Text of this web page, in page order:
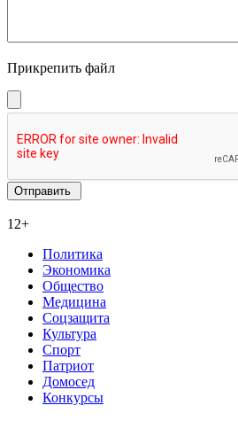
Прикрепить файл
12+
Политика
Экономика
Общество
Медицина
Соцзащита
Культура
Спорт
Патриот
Домосед
Конкурсы